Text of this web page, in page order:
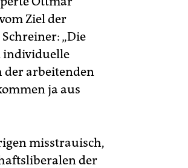
Ziel der
„Die
individuelle
der arbeitenden
ja aus
misstrauisch,
der